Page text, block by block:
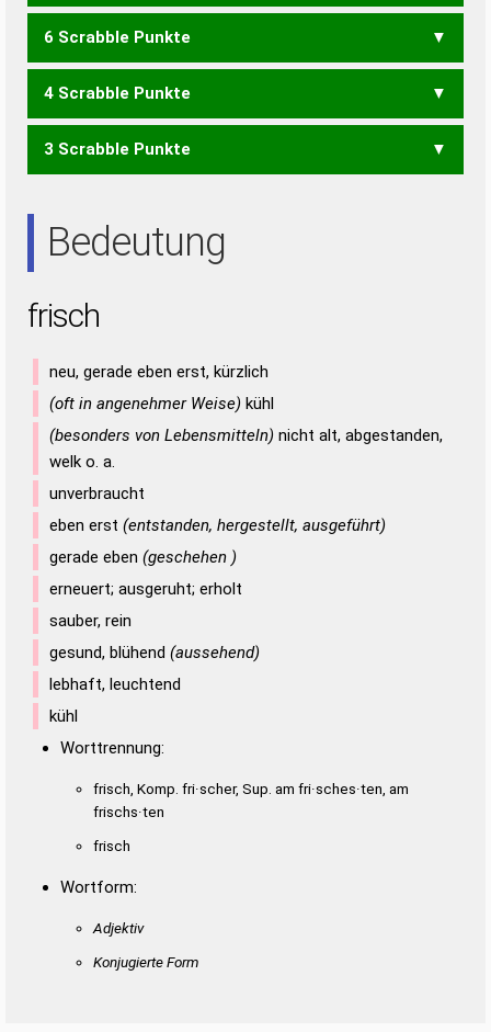
CHI ICH
6 Scrabble Punkte
CIS FIS ICS SIC
4 Scrabble Punkte
HIS IHR
3 Scrabble Punkte
Bedeutung
frisch
neu, gerade eben erst, kürzlich
(oft in angenehmer Weise) kühl
(besonders von Lebensmitteln) nicht alt, abgestanden,
welk o. a.
unverbraucht
eben erst (entstanden, hergestellt, ausgeführt)
gerade eben (geschehen )
erneuert; ausgeruht; erholt
sauber, rein
gesund, blühend (aussehend)
lebhaft, leuchtend
kühl
Worttrennung:
frisch, Komp. fri·scher, Sup. am fri·sches·ten, am
frischs·ten
frisch
Wortform:
Adjektiv
Konjugierte Form